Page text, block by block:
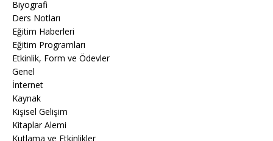
Biyografi
Ders Notları
Eğitim Haberleri
Eğitim Programları
Etkinlik, Form ve Ödevler
Genel
İnternet
Kaynak
Kişisel Gelişim
Kitaplar Alemi
Kutlama ve Etkinlikler